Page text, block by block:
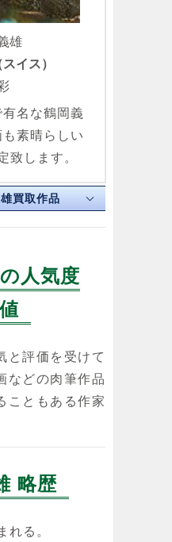
雄
イス）
名な鶴岡義
素晴らしい
致します。
買取作品
雄
ゼル
鶴岡義雄
人気度
と評価を受けて
などの肉筆作品
こともある作家
略歴
る。